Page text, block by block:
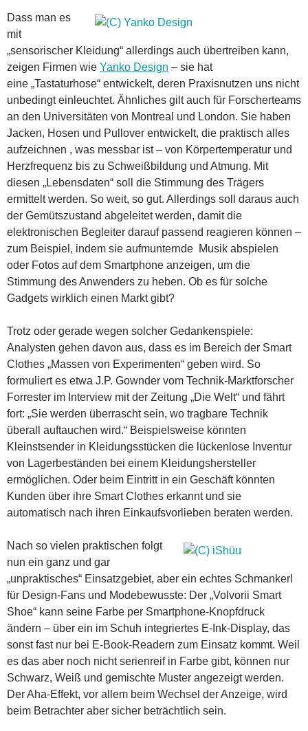
Dass man es
mit
„sensorischer Kleidung“ allerdings auch übertreiben kann,
zeigen Firmen wie Yanko Design – sie hat
eine „Tastaturhose“ entwickelt, deren Praxisnutzen uns nicht
unbedingt einleuchtet. Ähnliches gilt auch für Forscherteams
an den Universitäten von Montreal und London. Sie haben
Jacken, Hosen und Pullover entwickelt, die praktisch alles
aufzeichnen , was messbar ist – von Körpertemperatur und
Herzfrequenz bis zu Schweißbildung und Atmung. Mit
diesen „Lebensdaten“ soll die Stimmung des Trägers
ermittelt werden. So weit, so gut. Allerdings soll daraus auch
der Gemütszustand abgeleitet werden, damit die
elektronischen Begleiter darauf passend reagieren können –
zum Beispiel, indem sie aufmunternde Musik abspielen
oder Fotos auf dem Smartphone anzeigen, um die
Stimmung des Anwenders zu heben. Ob es für solche
Gadgets wirklich einen Markt gibt?
Trotz oder gerade wegen solcher Gedankenspiele:
Analysten gehen davon aus, dass es im Bereich der Smart
Clothes „Massen von Experimenten“ geben wird. So
formuliert es etwa J.P. Gownder vom Technik-Marktforscher
Forrester im Interview mit der Zeitung „Die Welt“ und fährt
fort: „Sie werden überrascht sein, wo tragbare Technik
überall auftauchen wird.“ Beispielsweise könnten
Kleinstsender in Kleidungsstücken die lückenlose Inventur
von Lagerbeständen bei einem Kleidungshersteller
ermöglichen. Oder beim Eintritt in ein Geschäft könnten
Kunden über ihre Smart Clothes erkannt und sie
automatisch nach ihren Einkaufsvorlieben beraten werden.
Nach so vielen praktischen folgt
nun ein ganz und gar
„unpraktisches“ Einsatzgebiet, aber ein echtes Schmankerl
für Design-Fans und Modebewusste: Der „Volvorii Smart
Shoe“ kann seine Farbe per Smartphone-Knopfdruck
ändern – über ein im Schuh integriertes E-Ink-Display, das
sonst fast nur bei E-Book-Readern zum Einsatz kommt. Weil
es das aber noch nicht serienreif in Farbe gibt, können nur
Schwarz, Weiß und gemischte Muster angezeigt werden.
Der Aha-Effekt, vor allem beim Wechsel der Anzeige, wird
beim Betrachter aber sicher beträchtlich sein.